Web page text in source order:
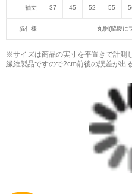
袖丈 37 45 52 55
脇仕様 丸胴(脇腹に
※サイズは商品の実寸を平置きで計測
繊維製品ですので2cm前後の誤差が出